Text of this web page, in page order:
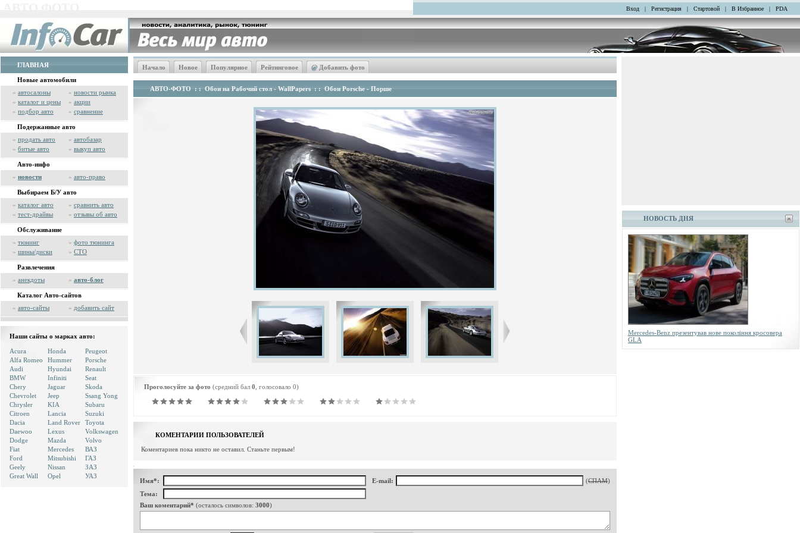
Вход | Регистрация | Стартовой | В Избранное | PDA
ГЛАВНАЯ
Новые автомобили
» автосалоны » новости рынка
» каталог и цены » акции
» подбор авто » сравнение
Подержанные авто
» продать авто » автобазар
» битые авто » выкуп авто
Авто-инфо
» новости » авто-право
Выбираем Б/У авто
» каталог авто » сравнить авто
» тест-драйвы » отзывы об авто
Обслуживание
» тюнинг » фото тюнинга
» шины/диски » СТО
Развлечения
» анекдоты » авто-блог
Каталог Авто-сайтов
» авто-сайты » добавить сайт
Наши сайты о марках авто:
Acura
Alfa Romeo
Audi
BMW
Chery
Chevrolet
Chrysler
Citroen
Dacia
Daewoo
Dodge
Fiat
Ford
Geely
Great Wall
Honda
Hummer
Hyundai
Infiniti
Jaguar
Jeep
KIA
Lancia
Land Rover
Lexus
Mazda
Mercedes
Mitsubishi
Nissan
Opel
Peugeot
Porsche
Renault
Seat
Skoda
Ssang Yong
Subaru
Suzuki
Toyota
Volkswagen
Volvo
ВАЗ
ГАЗ
ЗАЗ
УАЗ
Начало Новое Популярное Рейтинговое @ Добавить фото
АВТО-ФОТО : : Обои на Рабочий стол - WallPapers : : Обои Porsche - Порше
Проголосуйте за фото (средний бал 0 , голосовало 0)
КОМЕНТАРИИ ПОЛЬЗОВАТЕЛЕЙ
Коментариев пока никто не оставил. Станьте первым!
Имя*: E-mail: (СПАМ)
Тема:
Ваш коментарий* (осталось символов: 3000)
НОВОСТЬ ДНЯ
Mercedes-Benz презентував нове покоління кросовера
GLA